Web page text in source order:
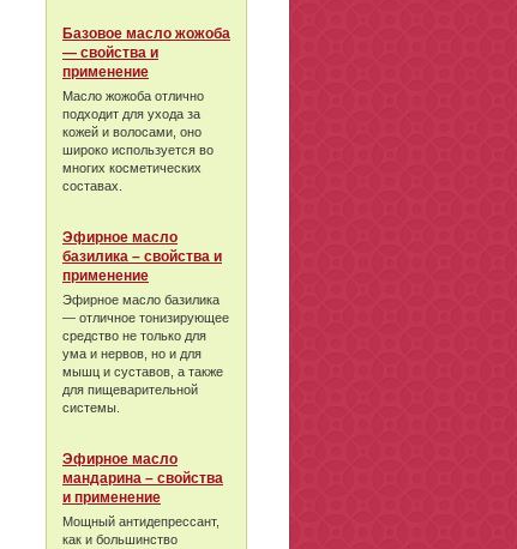
Базовое масло жожоба
— свойства и
применение
Масло жожоба отлично
подходит для ухода за
кожей и волосами, оно
широко используется во
многих косметических
составах.
Эфирное масло
базилика – свойства и
применение
Эфирное масло базилика
— отличное тонизирующее
средство не только для
ума и нервов, но и для
мышц и суставов, а также
для пищеварительной
системы.
Эфирное масло
мандарина – свойства
и применение
Мощный антидепрессант,
как и большинство